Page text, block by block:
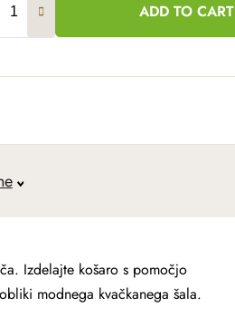
ADD TO CART
Izdelajte košaro s pomočjo
modnega kvačkanega šala.